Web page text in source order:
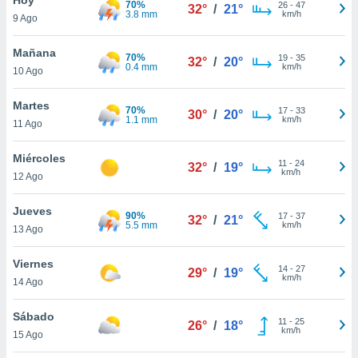
en
más
nuestra
de
cookies
aceptar
9 Ago
70%
3.8 mm
32° / 21° 26- 47
km/h
Mañana
10 Ago
70%
0.4 mm
32° / 20° 19- 35
km/h
Martes
11 Ago
70%
1.1 mm
30° / 20° 17- 33
km/h
Miércoles
12 Ago
32° / 19° 11 - 24
km/h
Jueves
13 Ago
90%
5.5 mm
32° / 21° 17- 37
km/h
Viernes
14 Ago
29° / 19° 14- 27
km/h
Sábado
15 Ago
26° / 18° 11 - 25
km/h